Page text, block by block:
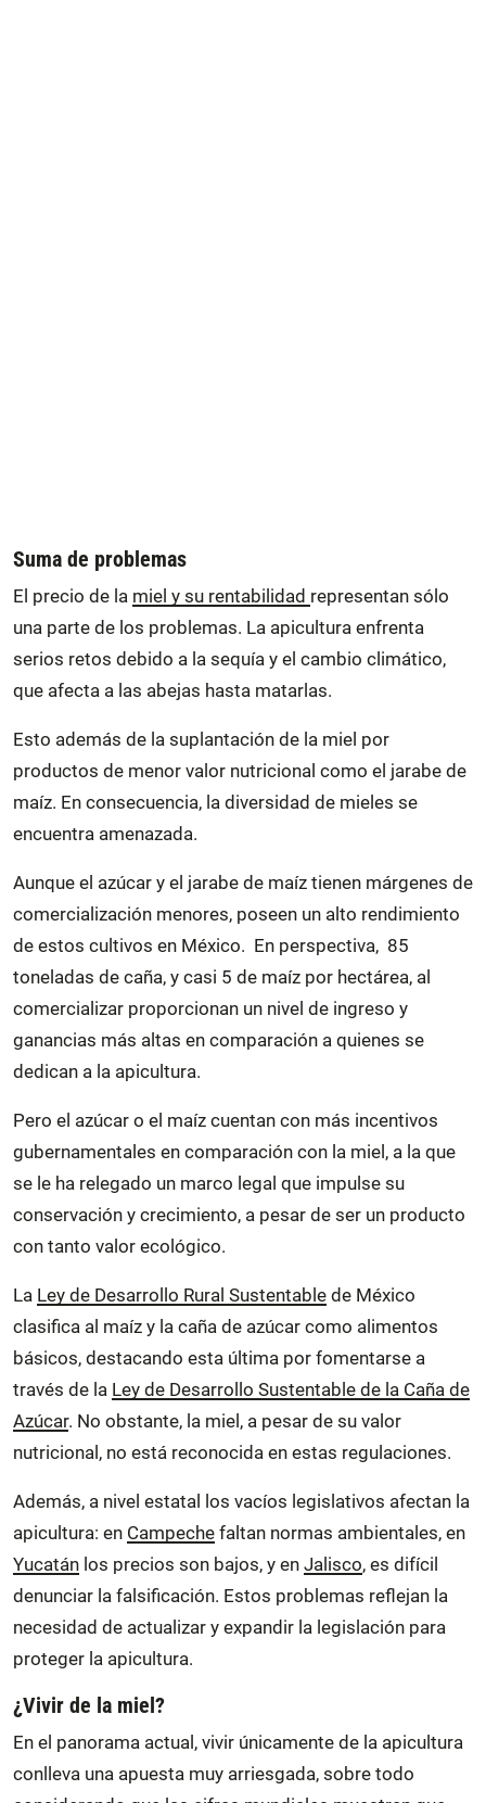
Suma de problemas
El precio de la miel y su rentabilidad representan sólo
una parte de los problemas. La apicultura enfrenta
serios retos debido a la sequía y el cambio climático,
que afecta a las abejas hasta matarlas.
Esto además de la suplantación de la miel por
productos de menor valor nutricional como el jarabe de
maíz. En consecuencia, la diversidad de mieles se
encuentra amenazada.
Aunque el azúcar y el jarabe de maíz tienen márgenes de
comercialización menores, poseen un alto rendimiento
de estos cultivos en México. En perspectiva, 85
toneladas de caña, y casi 5 de maíz por hectárea, al
comercializar proporcionan un nivel de ingreso y
ganancias más altas en comparación a quienes se
dedican a la apicultura.
Pero el azúcar o el maíz cuentan con más incentivos
gubernamentales en comparación con la miel, a la que
se le ha relegado un marco legal que impulse su
conservación y crecimiento, a pesar de ser un producto
con tanto valor ecológico.
La Ley de Desarrollo Rural Sustentable de México
clasifica al maíz y la caña de azúcar como alimentos
básicos, destacando esta última por fomentarse a
través de la Ley de Desarrollo Sustentable de la Caña de
Azúcar. No obstante, la miel, a pesar de su valor
nutricional, no está reconocida en estas regulaciones.
Además, a nivel estatal los vacíos legislativos afectan la
apicultura: en Campeche faltan normas ambientales, en
Yucatán los precios son bajos, y en Jalisco, es difícil
denunciar la falsificación. Estos problemas reflejan la
necesidad de actualizar y expandir la legislación para
proteger la apicultura.
¿Vivir de la miel?
En el panorama actual, vivir únicamente de la apicultura
conlleva una apuesta muy arriesgada, sobre todo